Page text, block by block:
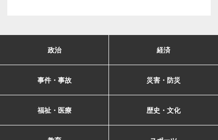
政治 経済
事件・事故 災害・防災
福祉・医療 歴史・文化